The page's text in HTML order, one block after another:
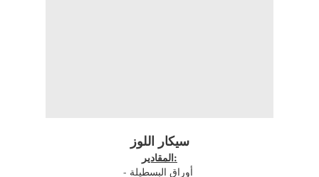
سيكار اللوز
المقادير: